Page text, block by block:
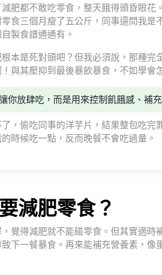
肥都不敢吃零食，整天餓得頭昏眼花
食三個月瘦了五公斤，同事還問我是
製食譜通通有。
本是死對頭吧？但我必須說，那種完
與其壓抑到最後暴飲暴食，不如學會
你放肆吃，而是用來控制飢餓感、補
，偷吃同事的洋芋片，結果整包吃完
時候吃一點，反而晚餐不會吃過量。
減肥零食？
覺得減肥就不能碰零食。但其實適時
下一餐暴食。再來能補充營養素，像